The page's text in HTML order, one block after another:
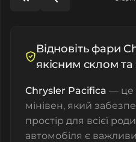
Відновіть фари
якісним склом
Chrysler Pacifica — це
мінівен, який
простір для всієї
автомобіля є